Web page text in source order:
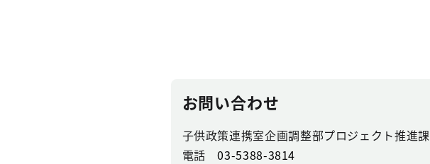
お問い合わせ
子供政策連携室企画調整部プロジェクト推進課
電話03-5388-3814